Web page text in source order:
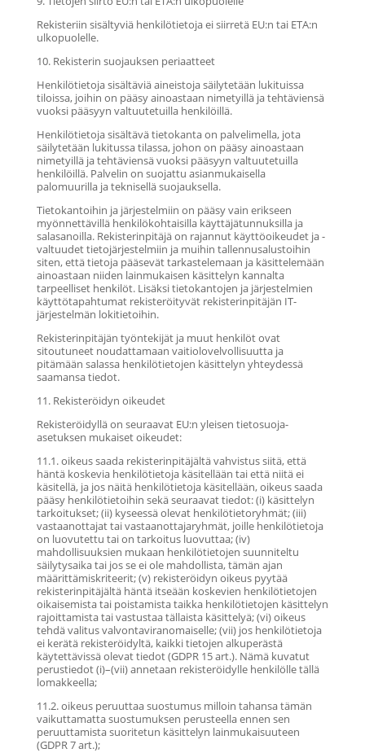
Rekisteriin sisältyviä henkilötietoja ei siirretä EU:n tai ETA:n
ulkopuolelle.
10. Rekisterin suojauksen periaatteet
Henkilötietoja sisältäviä aineistoja säilytetään lukituissa
tiloissa, joihin on pääsy ainoastaan nimetyillä ja tehtäviensä
vuoksi pääsyyn valtuutetuilla henkilöillä.
Henkilötietoja sisältävä tietokanta on palvelimella, jota
säilytetään lukitussa tilassa, johon on pääsy ainoastaan
nimetyillä ja tehtäviensä vuoksi pääsyyn valtuutetuilla
henkilöillä. Palvelin on suojattu asianmukaisella
palomuurilla ja teknisellä suojauksella.
Tietokantoihin ja järjestelmiin on pääsy vain erikseen
myönnettävillä henkilökohtaisilla käyttäjätunnuksilla ja
salasanoilla. Rekisterinpitäjä on rajannut käyttöoikeudet ja -
valtuudet tietojärjestelmiin ja muihin tallennusalustoihin
siten, että tietoja pääsevät tarkastelemaan ja käsittelemään
ainoastaan niiden lainmukaisen käsittelyn kannalta
tarpeelliset henkilöt. Lisäksi tietokantojen ja järjestelmien
käyttötapahtumat rekisteröityvät rekisterinpitäjän IT-
järjestelmän lokitietoihin.
Rekisterinpitäjän työntekijät ja muut henkilöt ovat
sitoutuneet noudattamaan vaitiolovelvollisuutta ja
pitämään salassa henkilötietojen käsittelyn yhteydessä
saamansa tiedot.
11. Rekisteröidyn oikeudet
Rekisteröidyllä on seuraavat EU:n yleisen tietosuoja-
asetuksen mukaiset oikeudet:
11.1. oikeus saada rekisterinpitäjältä vahvistus siitä, että
häntä koskevia henkilötietoja käsitellään tai että niitä ei
käsitellä, ja jos näitä henkilötietoja käsitellään, oikeus saada
pääsy henkilötietoihin sekä seuraavat tiedot: (i) käsittelyn
tarkoitukset; (ii) kyseessä olevat henkilötietoryhmät; (iii)
vastaanottajat tai vastaanottajaryhmät, joille henkilötietoja
on luovutettu tai on tarkoitus luovuttaa; (iv)
mahdollisuuksien mukaan henkilötietojen suunniteltu
säilytysaika tai jos se ei ole mahdollista, tämän ajan
määrittämiskriteerit; (v) rekisteröidyn oikeus pyytää
rekisterinpitäjältä häntä itseään koskevien henkilötietojen
oikaisemista tai poistamista taikka henkilötietojen käsittelyn
rajoittamista tai vastustaa tällaista käsittelyä; (vi) oikeus
tehdä valitus valvontaviranomaiselle; (vii) jos henkilötietoja
ei kerätä rekisteröidyltä, kaikki tietojen alkuperästä
käytettävissä olevat tiedot (GDPR 15 art.). Nämä kuvatut
perustiedot (i)–(vii) annetaan rekisteröidylle henkilölle tällä
lomakkeella;
11.2. oikeus peruuttaa suostumus milloin tahansa tämän
vaikuttamatta suostumuksen perusteella ennen sen
peruuttamista suoritetun käsittelyn lainmukaisuuteen
(GDPR 7 art.);